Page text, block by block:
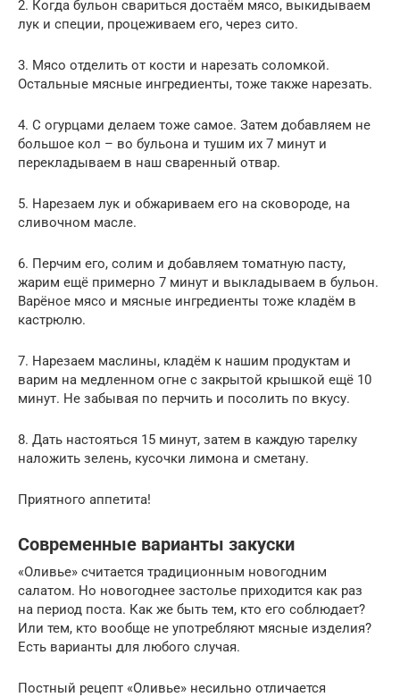
2. Когда бульон свариться достаём мясо, выкидываем
лук и специи, процеживаем его, через сито.
3. Мясо отделить от кости и нарезать соломкой.
Остальные мясные ингредиенты, тоже также нарезать.
4. С огурцами делаем тоже самое. Затем добавляем не
большое кол – во бульона и тушим их 7 минут и
перекладываем в наш сваренный отвар.
5. Нарезаем лук и обжариваем его на сковороде, на
сливочном масле.
6. Перчим его, солим и добавляем томатную пасту,
жарим ещё примерно 7 минут и выкладываем в бульон.
Варёное мясо и мясные ингредиенты тоже кладём в
кастрюлю.
7. Нарезаем маслины, кладём к нашим продуктам и
варим на медленном огне с закрытой крышкой ещё 10
минут. Не забывая по перчить и посолить по вкусу.
8. Дать настояться 15 минут, затем в каждую тарелку
наложить зелень, кусочки лимона и сметану.
Приятного аппетита!
Современные варианты закуски
«Оливье» считается традиционным новогодним
салатом. Но новогоднее застолье приходится как раз
на период поста. Как же быть тем, кто его соблюдает?
Или тем, кто вообще не употребляют мясные изделия?
Есть варианты для любого случая.
Постный рецепт «Оливье» несильно отличается